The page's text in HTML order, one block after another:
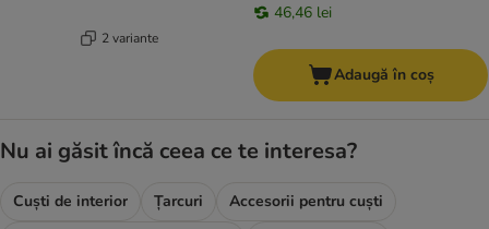
2 variante
46,46 lei
Adaugă în coș
Nu ai găsit încă ceea ce te interesa?
Cuști de interior Țarcuri
Accesorii pentru cuști